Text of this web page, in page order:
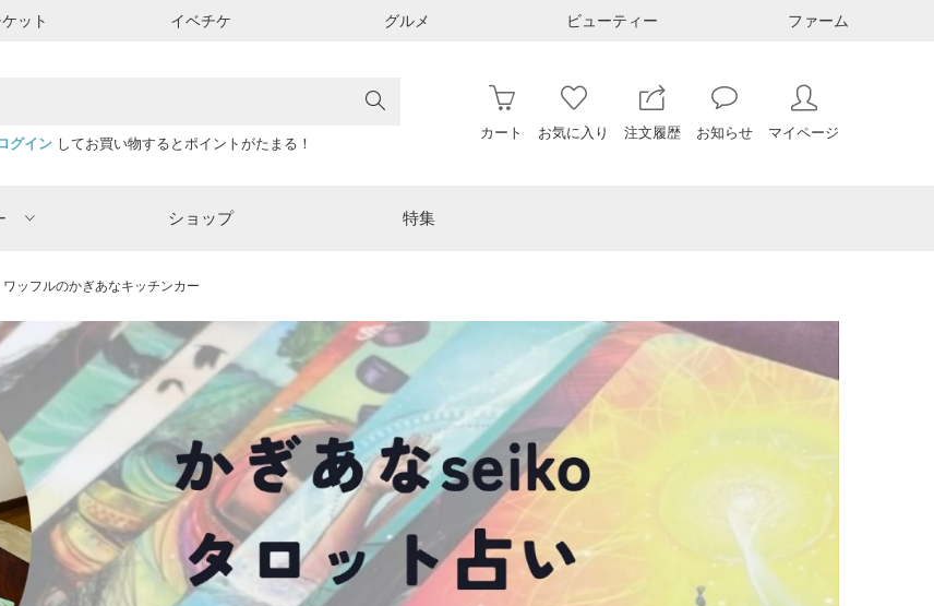
ット イベチケ グルメ ビューティー ファーム
グインしてお買い物するとポイントがたまる！
カート お気に入り 注文履歴 お知らせ マイページ
ショップ 特集
ワッフルのかぎあなキッチンカー